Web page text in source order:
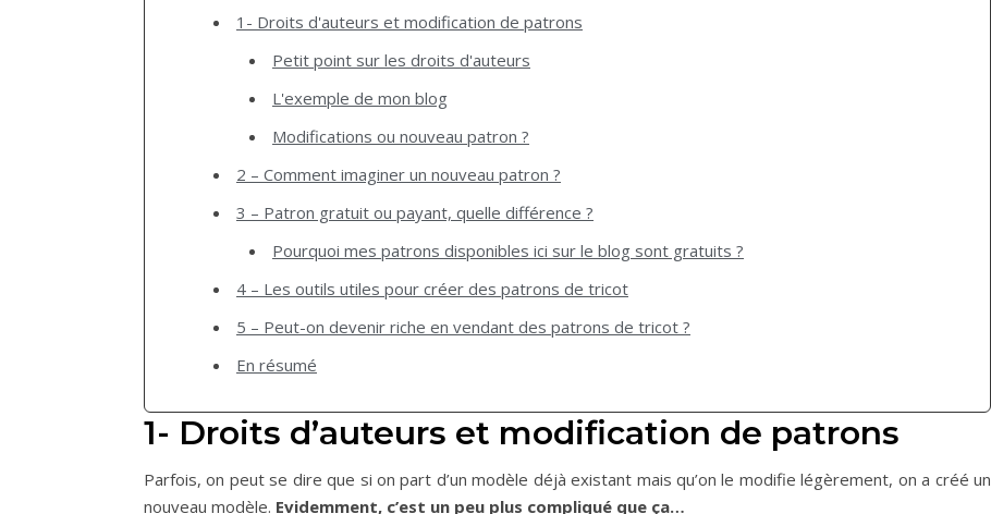
1- Droits d'auteurs et modification de patrons
Petit point sur les droits d'auteurs
L'exemple de mon blog
Modifications ou nouveau patron ?
2 – Comment imaginer un nouveau patron ?
3 – Patron gratuit ou payant, quelle différence ?
Pourquoi mes patrons disponibles ici sur le blog sont gratuits ?
4 – Les outils utiles pour créer des patrons de tricot
5 – Peut-on devenir riche en vendant des patrons de tricot ?
En résumé
1- Droits d’auteurs et modification de patrons
Parfois, on peut se dire que si on part d’un modèle déjà existant mais qu’on le modifie légèrement, on a créé un
nouveau modèle. Evidemment, c’est un peu plus compliqué que ça…